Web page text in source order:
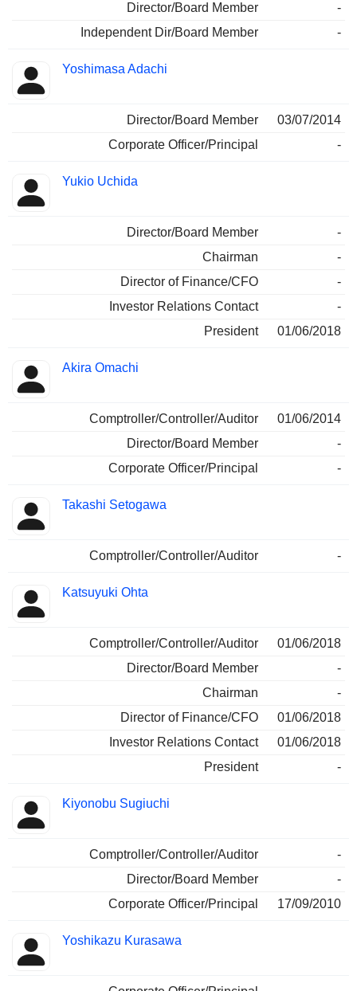
Director/Board Member
-
Independent Dir/Board Member
-
Yoshimasa Adachi
Director/Board Member
03/07/2014
Corporate Officer/Principal
-
Yukio Uchida
Director/Board Member
-
Chairman
-
Director of Finance/CFO
-
Investor Relations Contact
-
President
01/06/2018
Akira Omachi
Comptroller/Controller/Auditor
01/06/2014
Director/Board Member
-
Corporate Officer/Principal
-
Takashi Setogawa
Comptroller/Controller/Auditor -
Katsuyuki Ohta
Comptroller/Controller/Auditor
01/06/2018
Director/Board Member
-
Chairman
-
Director of Finance/CFO
01/06/2018
Investor Relations Contact
01/06/2018
President
-
Kiyonobu Sugiuchi
Comptroller/Controller/Auditor
-
Director/Board Member
-
Corporate Officer/Principal
17/09/2010
Yoshikazu Kurasawa